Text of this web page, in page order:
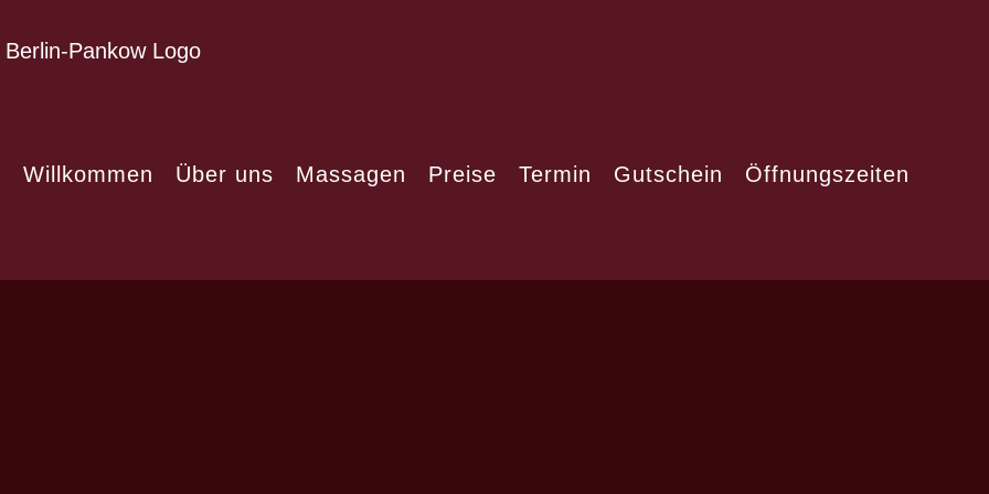
Willkommen Über uns Massagen Preise Termin Gutschein Öffnungszeiten